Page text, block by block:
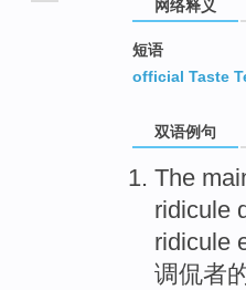
网络释义
短语
official Taste
双语例句
The
ridicule
ridicule
调侃者